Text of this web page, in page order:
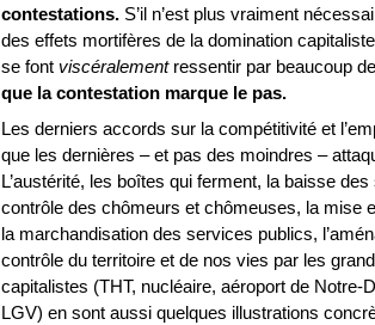
contestations. S’il n’est plus vraiment
des effets mortifères de la domination
se font viscéralementressentir par beaucoup
que la contestation marque le pas.
Les derniers accords sur la compétitivité et
que les dernières – et pas des moindres –
L’austérité, les boîtes qui ferment, la baisse des
contrôle des chômeurs et chômeuses, la mise
la marchandisation des services publics,
contrôle du territoire et de nos vies par les
capitalistes (THT, nucléaire, aéroport de Notre-
LGV) en sont aussi quelques illustrations